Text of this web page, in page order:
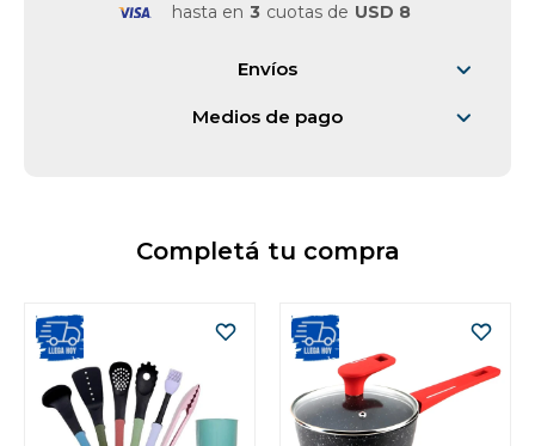
hasta en 3 cuotas de USD 8
Envíos
Medios de pago
Completá tu compra
Vestimenta y calzado